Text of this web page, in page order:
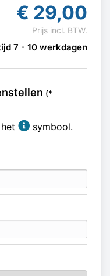
€ 29,00
Prijs incl. BTW.
7 - 10 werkdagen
(*
symbool.